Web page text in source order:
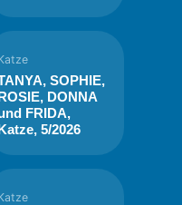
SOPHIE,
ROSIE, DONNA
FRIDA,
Katze, 5/2026